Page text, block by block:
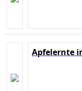
Apfelernte